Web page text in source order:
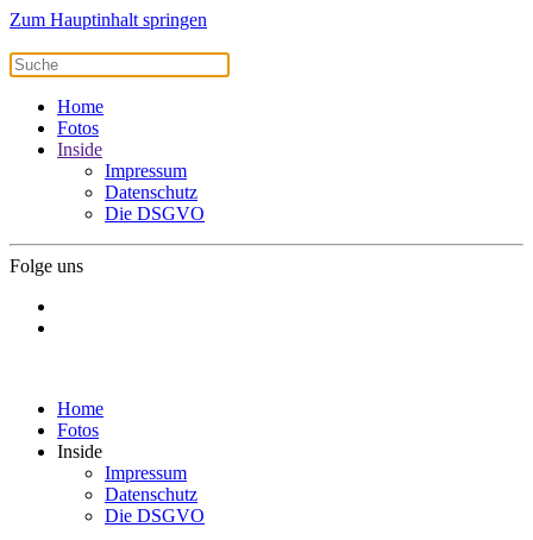
Zum Hauptinhalt springen
Home
Fotos
Inside
Impressum
Datenschutz
Die DSGVO
Folge uns
Home
Fotos
Inside
Impressum
Datenschutz
Die DSGVO